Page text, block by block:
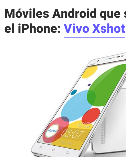
Móviles Android que
el iPhone:Vivo Xshot